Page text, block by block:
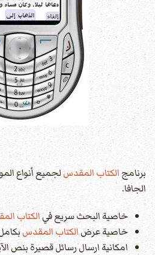
برنامج الكتاب المقدسلجميع أنواع
الجافا.
خاصية البحث سريع فيالكتاب
خاصية عرض الكتاب المقدس
امكانية ارسال رسائل قصيرة بنص